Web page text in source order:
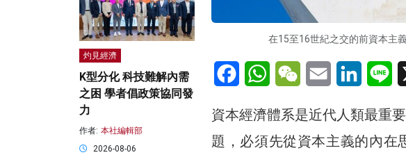
在15至16世紀之交的前資本主
FacebookWhatsAppWeChatEmail LinkedIn
資本經濟體系是近代人類最重
題，必須先從資本主義的內在
灼見經濟
K型分化 科技難解內需
之困 學者倡政策協同發
力
作者: 本社編輯部
2026-08-06